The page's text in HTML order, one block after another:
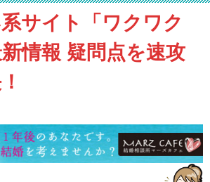
サイト「ワクワク
情報 疑問点を速攻